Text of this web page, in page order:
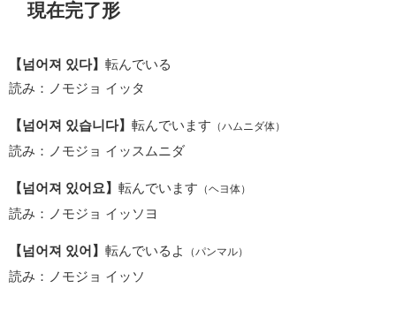
現在完了形
【넘어져 있다】 転んでいる
読み：ノモジョ イッタ
【넘어져 있습니다】 転んでいます （ハムニダ体）
読み：ノモジョ イッスムニダ
【넘어져 있어요】 転んでいます （ヘヨ体）
読み：ノモジョ イッソヨ
【넘어져 있어】 転んでいるよ （パンマル）
読み：ノモジョ イッソ